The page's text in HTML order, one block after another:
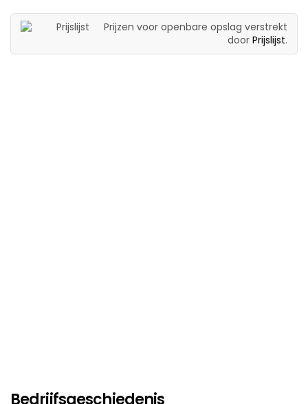
Prijzen voor openbare opslag verstrekt
door Prijslijst.
Bedrijfsgeschiedenis